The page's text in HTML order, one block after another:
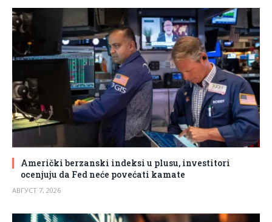
Američki berzanski indeksi u plusu, investitori
ocenjuju da Fed neće povećati kamate
АВГУСТ 7, 2026